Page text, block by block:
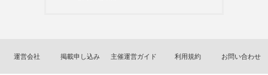
運営会社 掲載申し込み 主催運営ガイド 利用規約 お問い合わせ